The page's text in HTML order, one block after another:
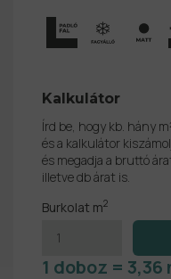
Kalkulátor
Írd be, hogy kb. hány
és a kalkulátor
és megadja a bruttó
illetve db árat is.
Burkolat m2
1 doboz =